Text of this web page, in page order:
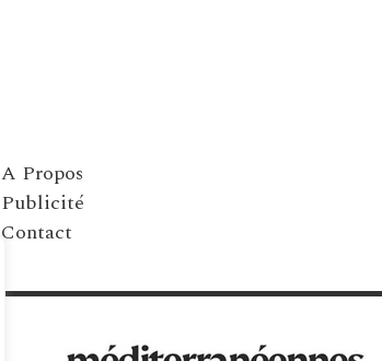
A Propos
Publicité
Contact